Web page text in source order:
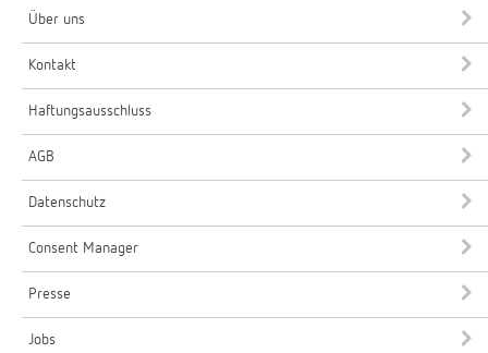
Über uns
Kontakt
Haftungsausschluss
AGB
Datenschutz
Consent Manager
Presse
Jobs